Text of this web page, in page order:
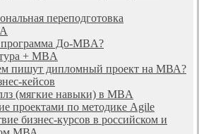
переподготовка
программа До-MBA?
+ MBA
пишут дипломный проект на МВА?
кейсов
(мягкие навыки) в MBA
проектами по методике Agile
бизнес-курсов в российском и